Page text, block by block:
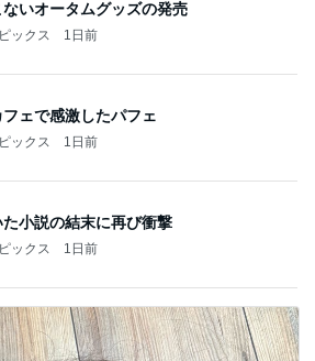
ないオータムグッズの発売
ックス 1日前
フェで感激したパフェ
ックス 1日前
小説の結末に再び衝撃
ックス 1日前